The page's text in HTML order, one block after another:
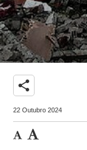
share
22 Outubro 2024